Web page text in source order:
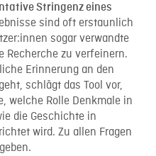
Stringenz eines
sind oft erstaunlich
sogar verwandte
Recherche zu verfeinern.
Erinnerung an den
schlägt das Tool vor,
welche Rolle Denkmale in
die Geschichte in
wird. Zu allen Fragen